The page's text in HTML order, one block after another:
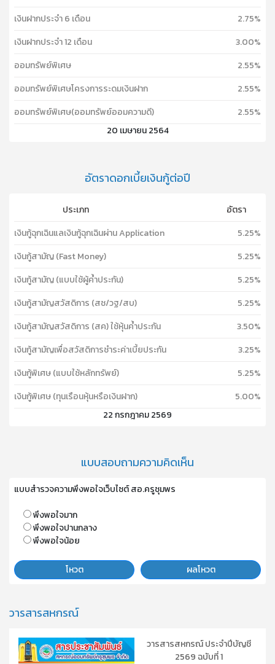
เงินฝากประจำ 6 เดือน
2.75%
เงินฝากประจำ 12 เดือน
3.00%
ออมทรัพย์พิเศษ
2.55%
ออมทรัพย์พิเศษโครงการระดมเงินฝาก
2.55%
ออมทรัพย์พิเศษ(ออมทรัพย์ออมความดี)
2.55%
20 เมษายน 2564
อัตราดอกเบี้ยเงินกู้ต่อปี
ประเภท
อัตรา
เงินกู้ฉุกเฉินแลเงินกู้ฉุกเฉินผ่าน Application
5.25%
เงินกู้สามัญ (Fast Money)
5.25%
เงินกู้สามัญ (แบบใช้ผู้ค้ำประกัน)
5.25%
เงินกู้สามัญสวัสดิการ (สช/วฐ/สบ)
5.25%
เงินกู้สามัญสวัสดิการ (สค) ใช้หุ้นค้ำประกัน
3.50%
เงินกู้สามัญเพื่อสวัสดิการชำระค่าเบี้ยประกัน
3.25%
เงินกู้พิเศษ (แบบใช้หลักทรัพย์)
5.25%
เงินกู้พิเศษ (ทุนเรือนหุ้นหรือเงินฝาก)
5.00%
22 กรกฎาคม 2569
แบบสอบถามความคิดเห็น
แบบสำรวจความพึงพอใจเว็บไซต์ สอ.ครูชุมพร
พึงพอใจมาก
พึงพอใจปานกลาง
พึงพอใจน้อย
โหวต ผลโหวต
วารสารสหกรณ์
วารสารสหกรณ์ ประจำปีบัญชี
2569 ฉบับที่ 1